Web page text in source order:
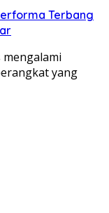
Terbang
yang